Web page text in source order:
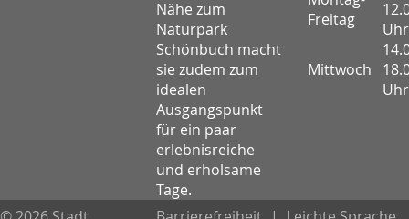
Nähe zum
Naturpark
Schönbuch macht
sie zudem zum
idealen
Ausgangspunkt
für ein paar
erlebnisreiche
und erholsame
Tage.
Freitag
Uhr
Mittwoch
Uhr